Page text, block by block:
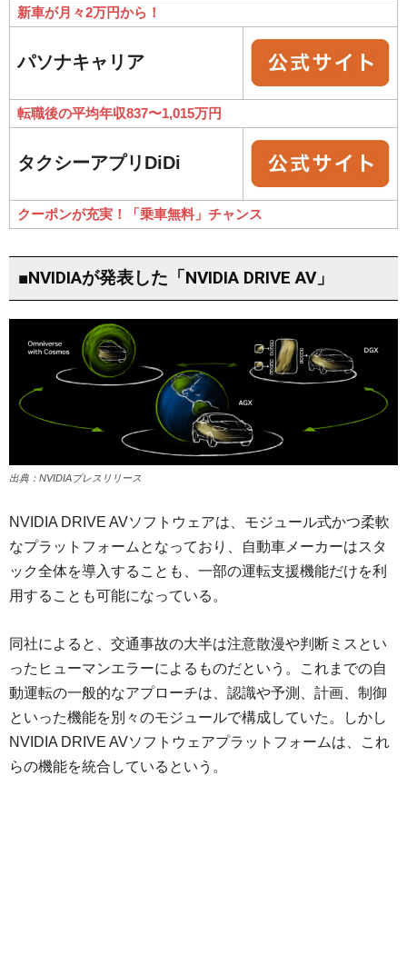
新車が月々2万円から！
パソナキャリア
転職後の平均年収837〜1,015万円
タクシーアプリDiDi
クーポンが充実！「乗車無料」チャンス
■NVIDIAが発表した「NVIDIA DRIVE AV」
出典：NVIDIAプレスリリース
NVIDIA DRIVE AVソフトウェアは、モジュール式かつ柔軟
なプラットフォームとなっており、自動車メーカーはスタ
ック全体を導入することも、一部の運転支援機能だけを利
用することも可能になっている。
同社によると、交通事故の大半は注意散漫や判断ミスとい
ったヒューマンエラーによるものだという。これまでの自
動運転の一般的なアプローチは、認識や予測、計画、制御
といった機能を別々のモジュールで構成していた。しかし
NVIDIA DRIVE AVソフトウェアプラットフォームは、これ
らの機能を統合しているという。